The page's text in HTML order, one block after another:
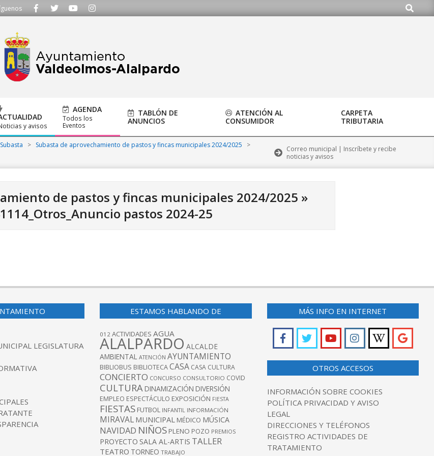
- Llámanos al 91 620 21 53 o escríbenos a ayuntamiento@alalpardo.org Buscar
y avisos
AGENDA
Todos los
Eventos
TABLÓN DE
ANUNCIOS
ATENCIÓN AL
CONSUMIDOR
CARPETA
TRIBUTARIA
Subasta > Subasta de aprovechamiento de pastos y fincas municipales 2024/2025
>
Correo municipal | Inscríbete y recibe
noticias y avisos
de pastos y fincas municipales 2024/2025 »
pastos 2024-25
LEGISLATURA
ESTAMOS HABLANDO DE
012 ACTIVIDADES AGUA
ALALPARDO ALCALDE
AMBIENTAL ATENCIÓN AYUNTAMIENTO
BIBLIOBUS BIBLIOTECACASA CASA CULTURA
CONCIERTO CONCURSO CONSULTORIO COVID
CULTURA DINAMIZACIÓN DIVERSIÓN
EMPLEO ESPECTÁCULO EXPOSICIÓN FIESTA
FIESTAS FUTBOL INFANTIL INFORMACIÓN
MIRAVAL MUNICIPAL MÉDICO MÚSICA
NAVIDAD NIÑOS PLENO POZO PREMIOS
PROYECTO SALA AL-ARTIS TALLER
TEATRO TORNEO TRABAJO
MÁS INFO EN INTERNET
OTROS ACCESOS
INFORMACIÓN SOBRE COOKIES
POLÍTICA PRIVACIDAD Y AVISO
LEGAL
DIRECCIONES Y TELÉFONOS
REGISTRO ACTIVIDADES DE
TRATAMIENTO